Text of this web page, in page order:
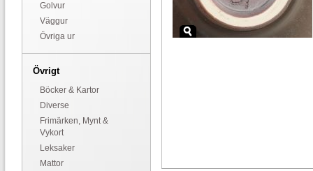
Golvur
Väggur
Övriga ur
Övrigt
Böcker & Kartor
Diverse
Frimärken, Mynt &
Vykort
Leksaker
Mattor